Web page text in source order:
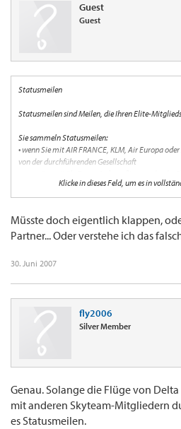
Guest
Guest
Statusmeilen
Statusmeilen sind Meilen, die Ihren Elite-
Sie sammeln Statusmeilen:
• wenn Sie mit AIR FRANCE, KLM, Air Europa
von der durchführenden Gesellschaft
durchgeführt werden
• Bei anderen Fluggesellschaften und Non-
• Meilen aus Sonderaktionen und Elite-
Klicke in dieses Feld, um es in
Müsste doch eigentlich klappen,
Partner... Oder verstehe ich das
30. Juni 2007
fly2006
Silver Member
Genau. Solange die Flüge von
mit anderen Skyteam-Mitgliedern
es Statusmeilen.